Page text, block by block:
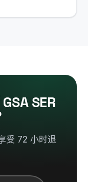
SER
受 72 小时退